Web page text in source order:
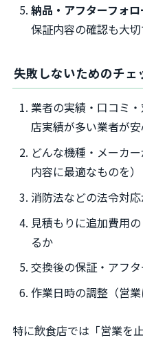
納品・アフターフォロ
保証内容の確認も大切
失敗しないためのチェ
業者の実績・口コミ
店実績が多い業者が安
どんな機種・メーカ
内容に最適なものを）
消防法などの法令対
見積もりに追加費用
るか
交換後の保証・アフ
作業日時の調整（営
特に飲食店では「営業を